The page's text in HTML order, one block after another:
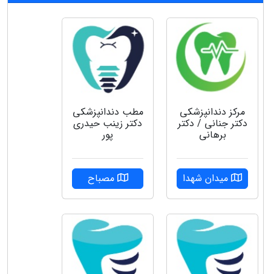
مرکز دندانپزشکی
دکتر جنانی / دکتر
برهانی
میدان شهدا
مطب دندانپزشکی
دکتر زینب حیدری
پور
مصباح